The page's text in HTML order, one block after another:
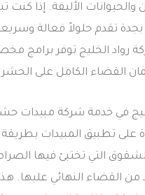
والحيوانات الأليفة. إذا
تقدم حلولاً فعالة
رواد الخليج توفر برامج
القضاء الكامل على
في خدمة شركة مبيدات
على تطبيق المبيدات
التي تختبئ فيها
من القضاء النهائي عليها.